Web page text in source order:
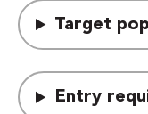
Target
Entry